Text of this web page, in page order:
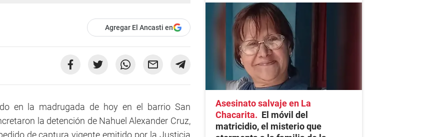
Agregar El Ancasti en
en la madrugada de hoy en el barrio San
la detención de Nahuel Alexander Cruz,
de captura vigente emitido por la Justicia
Asesinato salvaje en La
Chacarita
El móvil del
matricidio, el misterio que